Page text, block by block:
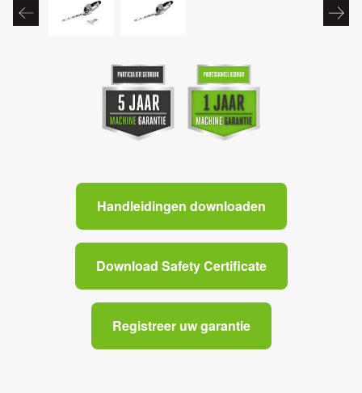
Handleidingen downloaden
Download Safety Certificate
Registreer uw garantie